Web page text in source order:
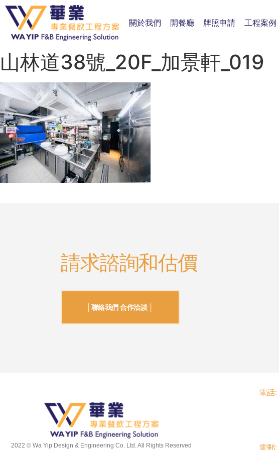
關於我們 開餐廳 牌照申請 工程案例
山林道38號_20F_加景軒_019
請求諮詢和估價
│聯絡我們 合作洽談 │
2022 © Wa Yip Design & Engineering Co. Ltd. All Rights Reserved
電話:
電郵: